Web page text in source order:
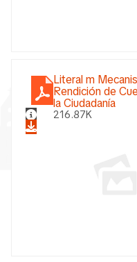
Literal m
Rendición de
la Ciudadanía
216.87K